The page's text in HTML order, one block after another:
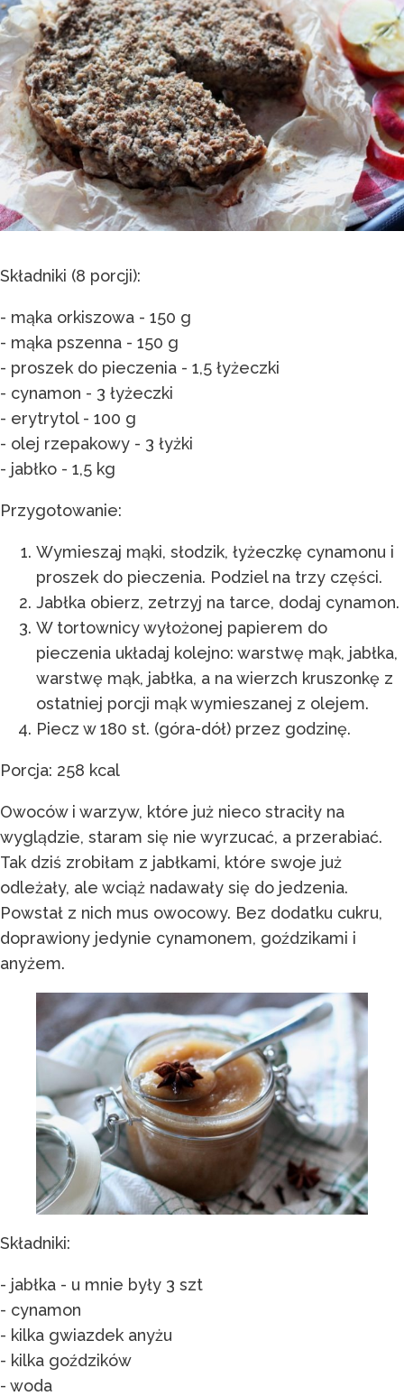
Składniki (8 porcji):
- mąka orkiszowa - 150 g
- mąka pszenna - 150 g
- proszek do pieczenia - 1,5 łyżeczki
- cynamon - 3 łyżeczki
- erytrytol - 100 g
- olej rzepakowy - 3 łyżki
- jabłko - 1,5 kg
Przygotowanie:
Wymieszaj mąki, słodzik, łyżeczkę cynamonu i
proszek do pieczenia. Podziel na trzy części.
Jabłka obierz, zetrzyj na tarce, dodaj cynamon.
W tortownicy wyłożonej papierem do
pieczenia układaj kolejno: warstwę mąk, jabłka,
warstwę mąk, jabłka, a na wierzch kruszonkę z
ostatniej porcji mąk wymieszanej z olejem.
Piecz w 180 st. (góra-dół) przez godzinę.
Porcja: 258 kcal
Owoców i warzyw, które już nieco straciły na
wyglądzie, staram się nie wyrzucać, a przerabiać.
Tak dziś zrobiłam z jabłkami, które swoje już
odleżały, ale wciąż nadawały się do jedzenia.
Powstał z nich mus owocowy. Bez dodatku cukru,
doprawiony jedynie cynamonem, goździkami i
anyżem.
Składniki:
- jabłka - u mnie były 3 szt
- cynamon
- kilka gwiazdek anyżu
- kilka goździków
- woda